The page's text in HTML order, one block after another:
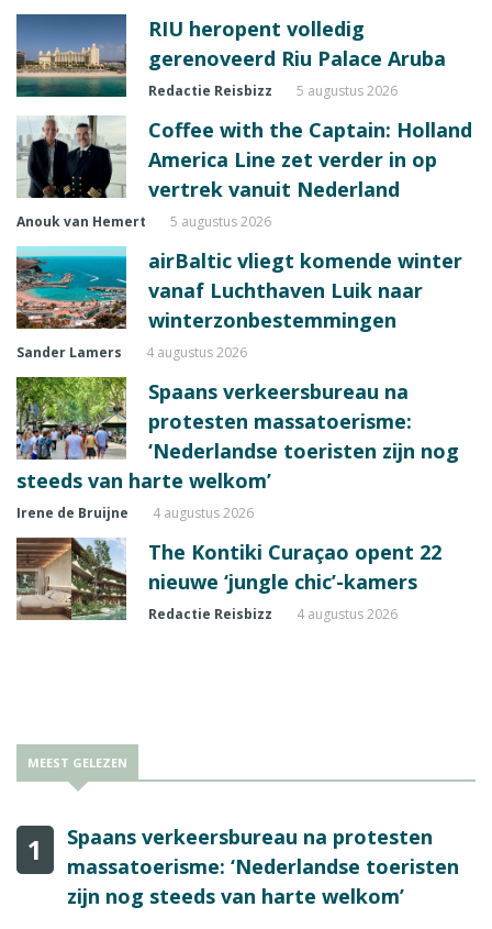
RIU heropent volledig
gerenoveerd Riu Palace Aruba
Redactie Reisbizz 5 augustus 2026
Coffee with the Captain: Holland
America Line zet verder in op
vertrek vanuit Nederland
Anouk van Hemert 5 augustus 2026
airBaltic vliegt komende winter
vanaf Luchthaven Luik naar
winterzonbestemmingen
Sander Lamers 4 augustus 2026
Spaans verkeersbureau na
protesten massatoerisme:
‘Nederlandse toeristen zijn nog
steeds van harte welkom’
Irene de Bruijne 4 augustus 2026
The Kontiki Curaçao opent 22
nieuwe ‘jungle chic’-kamers
Redactie Reisbizz 4 augustus 2026
MEEST GELEZEN
1
Spaans verkeersbureau na protesten
massatoerisme: ‘Nederlandse toeristen
zijn nog steeds van harte welkom’